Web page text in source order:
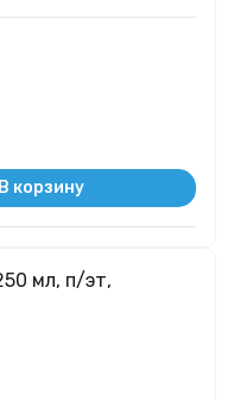
В корзину
мл, п/эт,